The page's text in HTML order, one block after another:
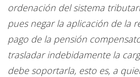
ordenación del sistema
pues negar la aplicación de la
pago de la pensión
trasladar indebidamente la
debe soportarla, esto es, a